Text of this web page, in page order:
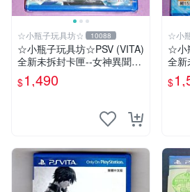
☆小瓶子玩具坊☆ 10088
☆小瓶子玩具坊☆PSV (VITA)
全新未拆封卡匣--女神異聞錄
3 月夜熱舞 中文版
$1,490
☆小
☆小
全新
$